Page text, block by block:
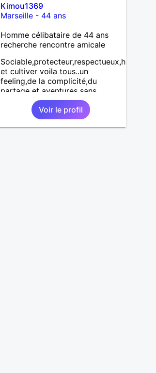
Kimou1369
Marseille - 44 ans
Homme célibataire de 44 ans
recherche rencontre amicale
Sociable,protecteur,respectueux,humble
et cultiver voila tous..un
feeling,de la complicité,du
partage et aventures sans
projections et prise de tete la
vie est trop courte
Voir le profil